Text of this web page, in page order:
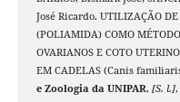
José Ricardo. UTILIZAÇÃO
(POLIAMIDA) COMO
OVARIANOS E COTO
EM CADELAS (Canis
e Zoologia da UNIPAR, [S. l.]